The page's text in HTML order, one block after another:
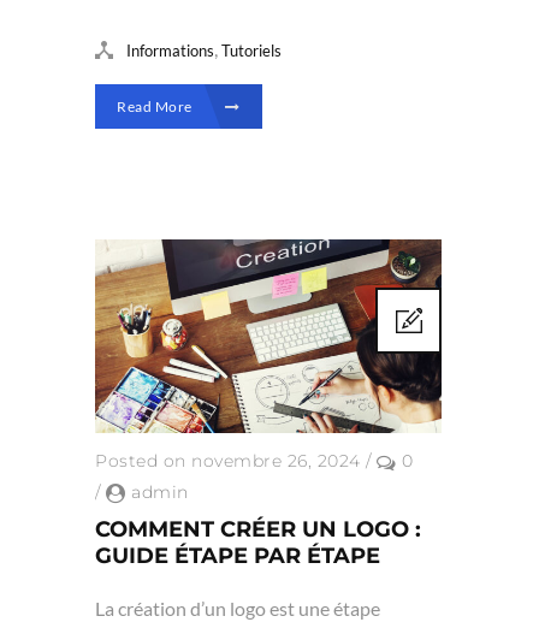
Informations Tutoriels
Read More
Posted on novembre 26, 2024 /
0
/
admin
COMMENT CRÉER UN LOGO :
GUIDE ÉTAPE PAR ÉTAPE
La création d’un logo est une étape